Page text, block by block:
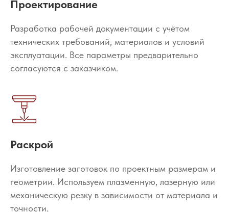
Проектирование
Разработка рабочей документации с учётом
технических требований, материалов и условий
эксплуатации. Все параметры предварительно
согласуются с заказчиком.
Раскрой
Изготовление заготовок по проектным размерам и
геометрии. Используем плазменную, лазерную или
механическую резку в зависимости от материала и
точности.